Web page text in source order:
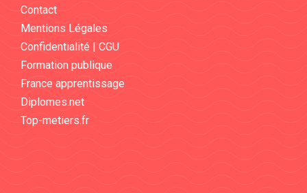
Contact
Mentions Légales
Confidentialité | CGU
Formation publique
France apprentissage
Diplomes.net
Top-metiers.fr